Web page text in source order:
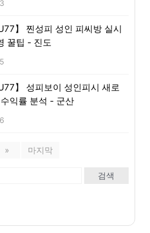
】 찐성피 성인 피씨방 실시
꿀팁 - 진도
】 성피보이 성인피시 새로
익률 분석 - 군산
» 마지막
검색